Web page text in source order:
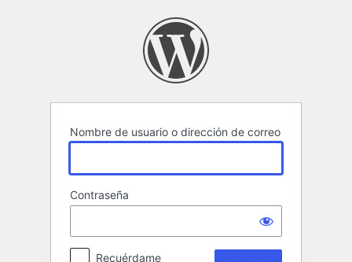
Nombre de usuario o dirección de correo
Contraseña
Recuérdame